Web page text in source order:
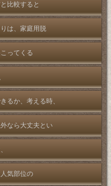
比較すると
は、家庭用脱
ってくる
るか、考える時、
なら大丈夫とい
気部位の